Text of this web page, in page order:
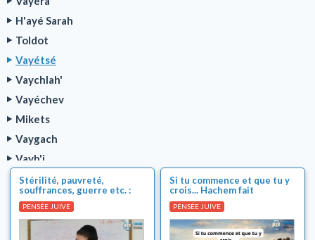
H'ayé Sarah
Toldot
Vayétsé
Vaychlah'
Vayéchev
Mikets
Vaygach
Vayh'i
Série Parnassa TOVA
Cours sur la Paracha de la semaine
Sujets brûlants de l'actualité juive
Machia'h et fin des temps
Stérilité, pauvreté,
souffrances, guerre etc. :
Pourquoi tout cela ??
PENSÉE JUIVE
Si tu commence et que tu y
crois... Hachem fait
l'impossible !
PENSÉE JUIVE